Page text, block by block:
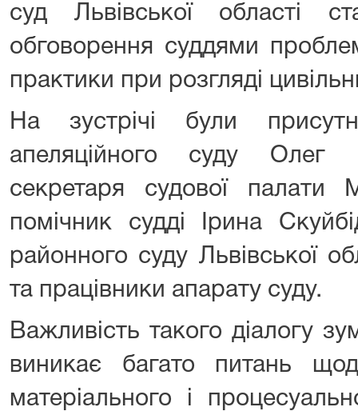
суд Львівської області
обговорення суддями
практики при розгляді
На зустрічі були
апеляційного суду Олег
секретаря судової палати
помічник судді Ірина
районного суду Львівської
та працівники апарату суду.
Важливість такого діалогу
виникає багато питань
матеріального і